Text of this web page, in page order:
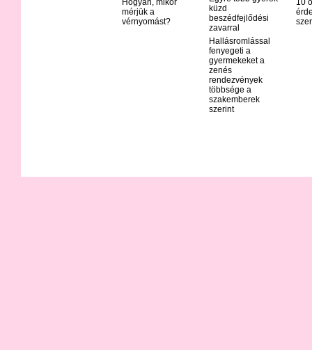
mérjük a
vérnyomást?
küzd
beszédfejlődési
zavarral
Hallásromlással
fenyegeti a
gyermekeket a
zenés
rendezvények
többsége a
szakemberek
szerint